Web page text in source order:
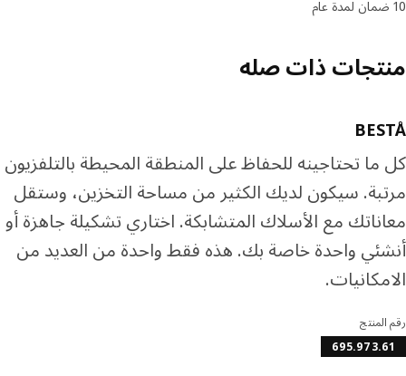
ذات صله
تحتاجينه للحفاظ على المنطقة المحيطة بالتلفزيون
سيكون لديك الكثير من مساحة التخزين، وستقل
مع الأسلاك المتشابكة. اختاري تشكيلة جاهزة أو
واحدة خاصة بك. هذه فقط واحدة من العديد من